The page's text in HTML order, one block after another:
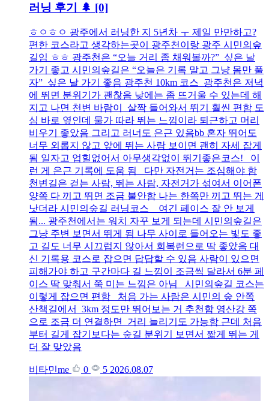
러닝 후기 🌲 [0]
ㅎㅇㅎㅇ 광주에서 러닝한 지 5년차 ㅜ 제일 만만하고?
편한 코스라고 생각하는곳이 광주천이랑 광주 시민의숲
길임 ㅎㅎ 광주천은 “오늘 거리 좀 채워볼까?” 싶은 날
가기 좋고 시민의숲길은 “오늘은 기록 말고 그냥 몸만 풀
자” 싶은 날 가기 좋음 광주천 10km 코스 광주천은 저녁
에 뛰면 분위기가 괜찮음 낮에는 좀 뜨거울 수 있는데 해
지고 나면 천변 바람이 살짝 들어와서 뛰기 훨씬 편함 도
심 바로 옆인데 물가 따라 뛰는 느낌이라 퇴근하고 머리
비우기 좋았음 그리고 러너도 은근 있음bb 혼자 뛰어도
너무 외롭지 않고 앞에 뛰는 사람 보이면 괜히 자세 잡게
됨 일자고 업힐없어서 아무생각없이 뛰기좋은코스! 이
런 게 은근 기록에 도움 됨 다만 자전거는 조심해야 함
천변길은 걷는 사람, 뛰는 사람, 자전거가 섞여서 이어폰
양쪽 다 끼고 뛰면 조금 불안함 나는 한쪽만 끼고 뛰는 게
낫더라 시민의숲길 러닝코스 여긴 페이스 잘 안 보게
됨... 광주천에서는 워치 자꾸 보게 되는데 시민의숲길은
그냥 주변 보면서 뛰게 됨 나무 사이로 들어오는 빛도 좋
고 길도 너무 시끄럽지 않아서 회복런으로 딱 좋았음 대
신 기록용 코스로 잡으면 답답할 수 있음 사람이 있으면
피해가야 하고 구간마다 길 느낌이 조금씩 달라서 6분 페
이스 딱 맞춰서 쭉 미는 느낌은 아님 시민의숲길 코스는
이렇게 잡으면 편함 처음 가는 사람은 시민의 숲 안쪽
산책길에서 3km 정도만 뛰어보는 거 추천함 영산강 쪽
으로 조금 더 연결하면 거리 늘리기도 가능함 근데 처음
부터 길게 잡기보다는 숲길 분위기 보면서 짧게 뛰는 게
더 잘 맞았음
비타민me 0 5 2026.08.07